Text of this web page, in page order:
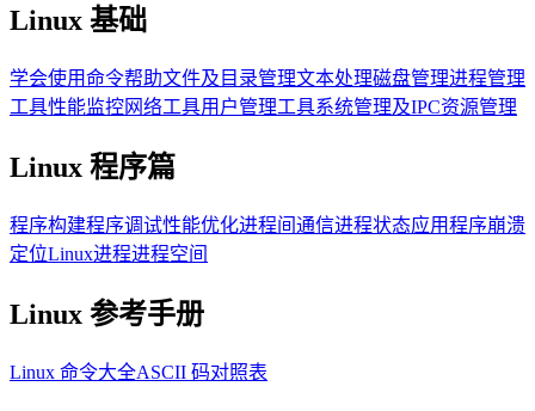
Linux 基础
学会使用命令帮助文件及目录管理文本处理磁盘管理进程管理
工具性能监控网络工具用户管理工具系统管理及IPC资源管理
Linux 程序篇
程序构建程序调试性能优化进程间通信进程状态应用程序崩溃
定位Linux进程进程空间
Linux 参考手册
Linux 命令大全ASCII 码对照表